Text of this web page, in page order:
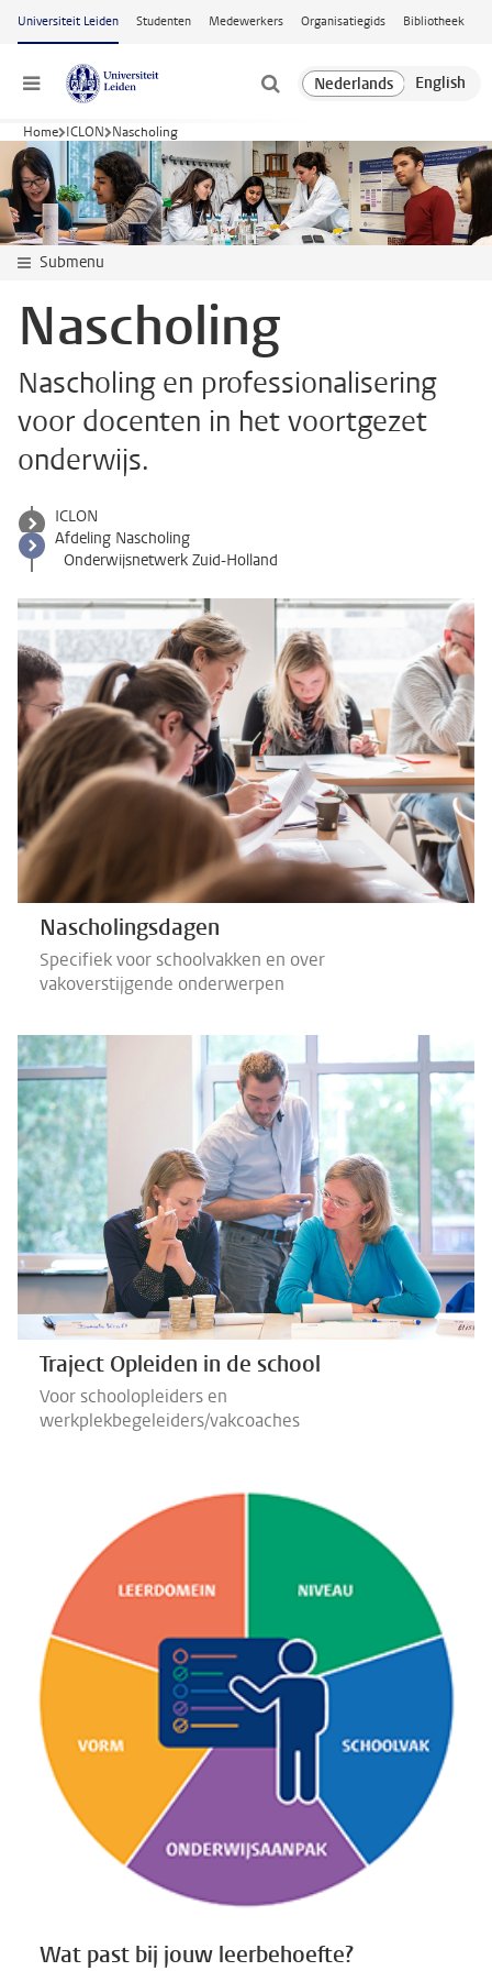
Ga naar hoofdinhoud
Universiteit Leiden Studenten Medewerkers Organisatiegids Bibliotheek
Menu
Home ICLON Nascholing
Submenu
Nascholing
Nascholing en professionalisering
voor docenten in het voortgezet
onderwijs.
ICLON
Afdeling Nascholing
Onderwijsnetwerk Zuid-Holland
Nascholingsdagen
Specifiek voor schoolvakken en over
vakoverstijgende onderwerpen
Traject Opleiden in de school
Voor schoolopleiders en
werkplekbegeleiders/vakcoaches
Wat past bij jouw leerbehoefte?